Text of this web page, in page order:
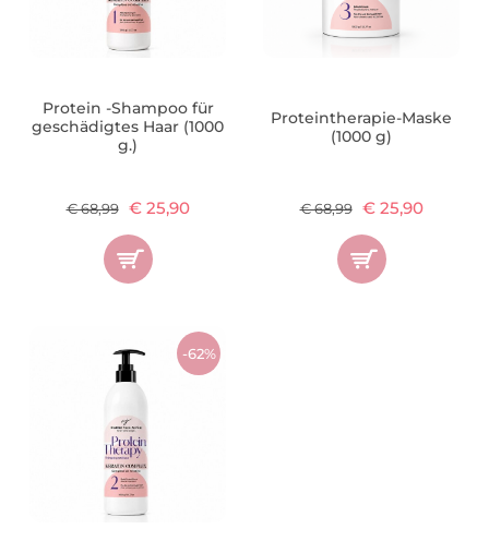
Protein -Shampoo für
geschädigtes Haar (1000
g.)
€ 68,99 € 25,90
Proteintherapie-Maske
(1000 g)
€ 68,99 € 25,90
-62%